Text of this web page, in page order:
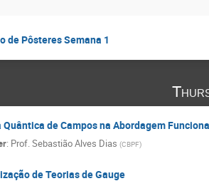
de Pôsteres Semana 1
Quântica de Campos na Abordagem
: Prof. Sebastião Alves Dias (CBPF)
de Teorias de Gauge